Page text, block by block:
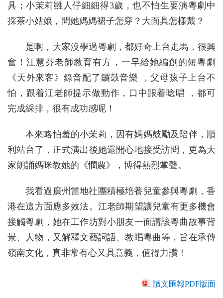
具；小茉莉雖人仔細細得3歲，也不怕生要演粵劇中
採茶小姑娘，問她媽媽裙子怎穿？大面具怎樣戴？
是啊，大家沒學過粵劇，都好奇上台走馬，很興
奮！江慧芬老師教育有方，一早給她編創的短粵劇
《天外來客》錄音配了鑼鼓音樂 ，父母孩子上台不
怕，跟着江老師提示做動作，口中跟着唸唱 ，都可
完成綵排，很有成功感呢！
本來略怕羞的小茉莉，因有媽媽鼓勵及陪伴，順
利站台了，正式演出後她還開心地接受訪問，更為大
家朗誦媽咪教她的《憫農》，博得熱烈掌聲。
我看過廣州當地社團積極培養兒童參與粵劇，香
港在這方面應多效法。江老師期望讓兒童有更多機會
接觸粵劇，她在工作坊對小朋友一面講該粵曲故事背
景、人物，又解釋文藝詞語、教唱粵曲等，旨在承傳
嶺南文化，真非常有心又具意義，值得力讚！
讀文匯報PDF版面